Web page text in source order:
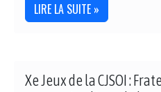
LIRE LA SUITE »
Xe Jeux de la CJSOI :